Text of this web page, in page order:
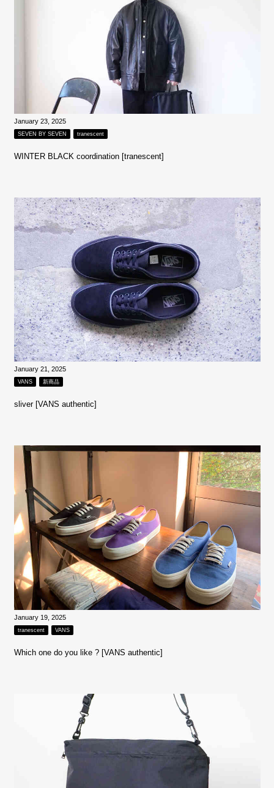
January 23, 2025
SEVEN BY SEVEN tranescent
WINTER BLACK coordination [tranescent]
January 21, 2025
VANS 新商品
sliver [VANS authentic]
January 19, 2025
tranescent VANS
Which one do you like ? [VANS authentic]